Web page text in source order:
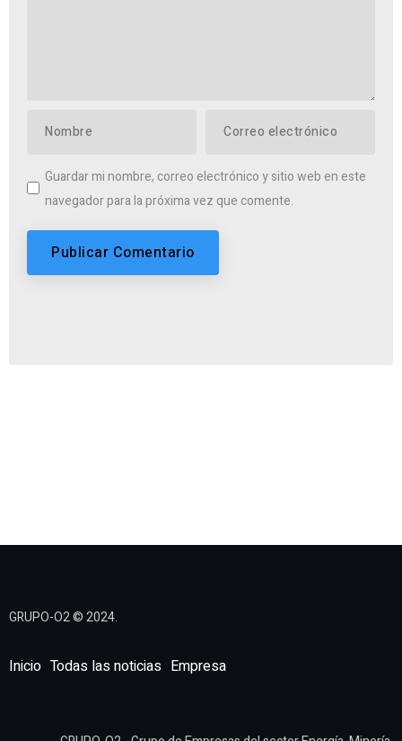
Guardar mi nombre, correo electrónico y sitio web en este
navegador para la próxima vez que comente.
GRUPO-O2 © 2024.
Inicio Todas las noticias Empresa